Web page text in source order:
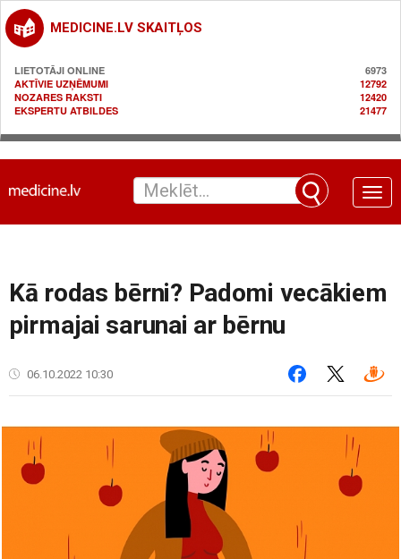
MEDICINE.LV SKAITĻOS
LIETOTĀJI ONLINE
6973
AKTĪVIE UZŅĒMUMI
12792
NOZARES RAKSTI
12420
EKSPERTU ATBILDES
21477
Toggle
Kā rodas bērni? Padomi vecākiem
pirmajai sarunai ar bērnu
06.10.2022 10:30